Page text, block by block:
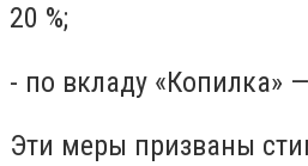
20 %;
- по вкладу «Копилка»
Эти меры призваны